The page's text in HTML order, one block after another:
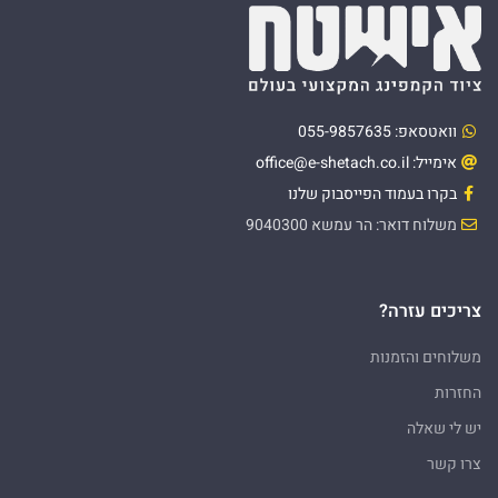
וואטסאפ: 055-9857635
אימייל: office@e-shetach.co.il
בקרו בעמוד הפייסבוק שלנו
משלוח דואר: הר עמשא 9040300
צריכים עזרה?
משלוחים והזמנות
החזרות
יש לי שאלה
צרו קשר